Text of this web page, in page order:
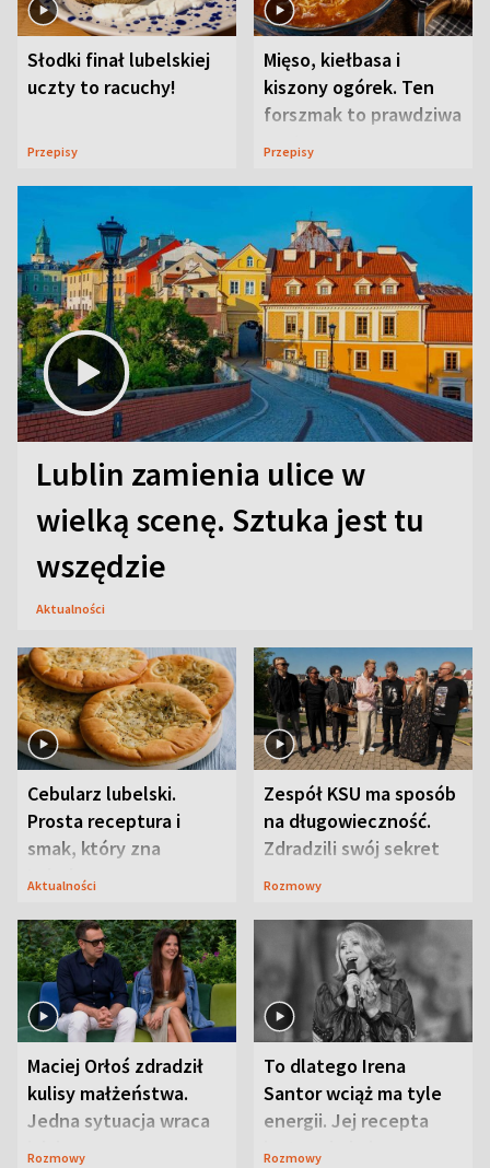
Słodki finał lubelskiej
uczty to racuchy!
Przepisy
Mięso, kiełbasa i
kiszony ogórek. Ten
forszmak to prawdziwa
uczta
Przepisy
Lublin zamienia ulice w
wielką scenę. Sztuka jest tu
wszędzie
Aktualności
Cebularz lubelski.
Prosta receptura i
smak, który zna
Lubelszczyzna
Aktualności
Zespół KSU ma sposób
na długowieczność.
Zdradzili swój sekret
Rozmowy
Maciej Orłoś zdradził
kulisy małżeństwa.
Jedna sytuacja wraca
jak bumerang
Rozmowy
To dlatego Irena
Santor wciąż ma tyle
energii. Jej recepta
jest zaskakująco
Rozmowy